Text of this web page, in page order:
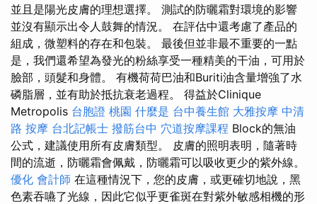
並且是陽光皮膚的理想選擇。 測試的防曬霜對環境的影響
並沒有顯示出令人鼓舞的情況。 在評估中還考慮了產品的
組成，微塑料的存在和包裝。 最後但並非最不重要的一點
是，我們還希望為發光的粉絲享受一種精美的干油，可用於
臉部，頭髮和身體。 有機荷荷巴油和Buriti油含量增強了水
磷脂層，並有助於抵抗衰老過程。 得益於Clinique
Metropolis 台胞證 桃園 什麼是 台中養生館 大雅按摩 中清
路 按摩 台北記帳士 撥筋台中 穴道按摩課程 Block的無油
公式，建議使用所有皮膚類型。 皮膚的照明表明，隨著時
間的流逝，防曬霜會佩戴，防曬霜可以吸收更少的紫外線。
優化 會計師 在這種情況下，您的皮膚，或更確切地說，黑
色素吞嚥了光線，因此它似乎更雀斑在對紫外敏感相機的形